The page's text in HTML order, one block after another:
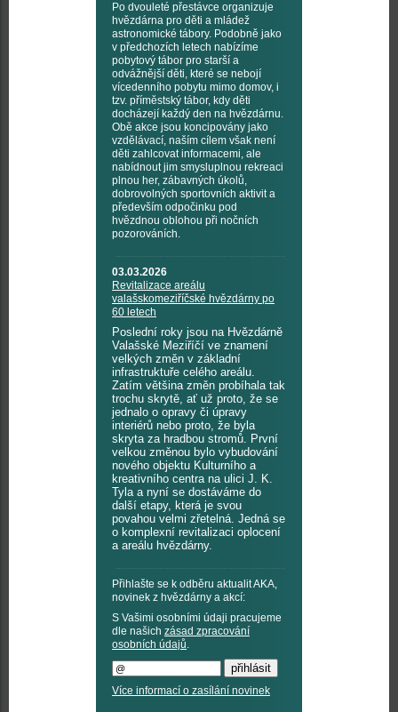
Po dvouleté přestávce organizuje
hvězdárna pro děti a mládež
astronomické tábory. Podobně jako
v předchozích letech nabízíme
pobytový tábor pro starší a
odvážnější děti, které se nebojí
vícedenního pobytu mimo domov, i
tzv. příměstský tábor, kdy děti
docházejí každý den na hvězdárnu.
Obě akce jsou koncipovány jako
vzdělávací, naším cílem však není
děti zahlcovat informacemi, ale
nabídnout jim smysluplnou rekreaci
plnou her, zábavných úkolů,
dobrovolných sportovních aktivit a
především odpočinku pod
hvězdnou oblohou při nočních
pozorováních.
03.03.2026
Revitalizace areálu
valašskomeziříčské hvězdárny po
60 letech
Poslední roky jsou na Hvězdárně
Valašské Meziříčí ve znamení
velkých změn v základní
infrastruktuře celého areálu.
Zatím většina změn probíhala tak
trochu skrytě, ať už proto, že se
jednalo o opravy či úpravy
interiérů nebo proto, že byla
skryta za hradbou stromů. První
velkou změnou bylo vybudování
nového objektu Kulturního a
kreativního centra na ulici J. K.
Tyla a nyní se dostáváme do
další etapy, která je svou
povahou velmi zřetelná. Jedná se
o komplexní revitalizaci oplocení
a areálu hvězdárny.
Přihlašte se k odběru aktualit AKA,
novinek z hvězdárny a akcí:
S Vašimi osobními údaji pracujeme
dle našich zásad zpracování
osobních údajů.
Více informací o zasílání novinek